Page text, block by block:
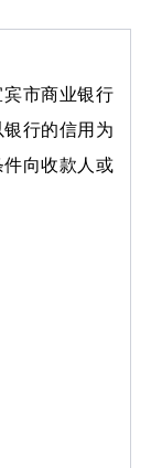
市商业银行
行的信用为
向收款人或